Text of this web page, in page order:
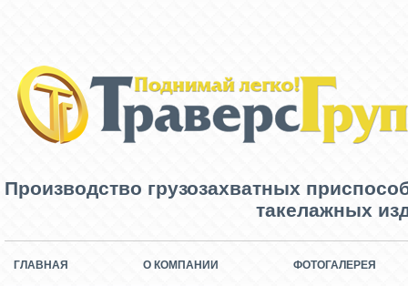
Производство грузозахватных
такелажных
ГЛАВНАЯ О КОМПАНИИ ФОТОГАЛЕРЕЯ